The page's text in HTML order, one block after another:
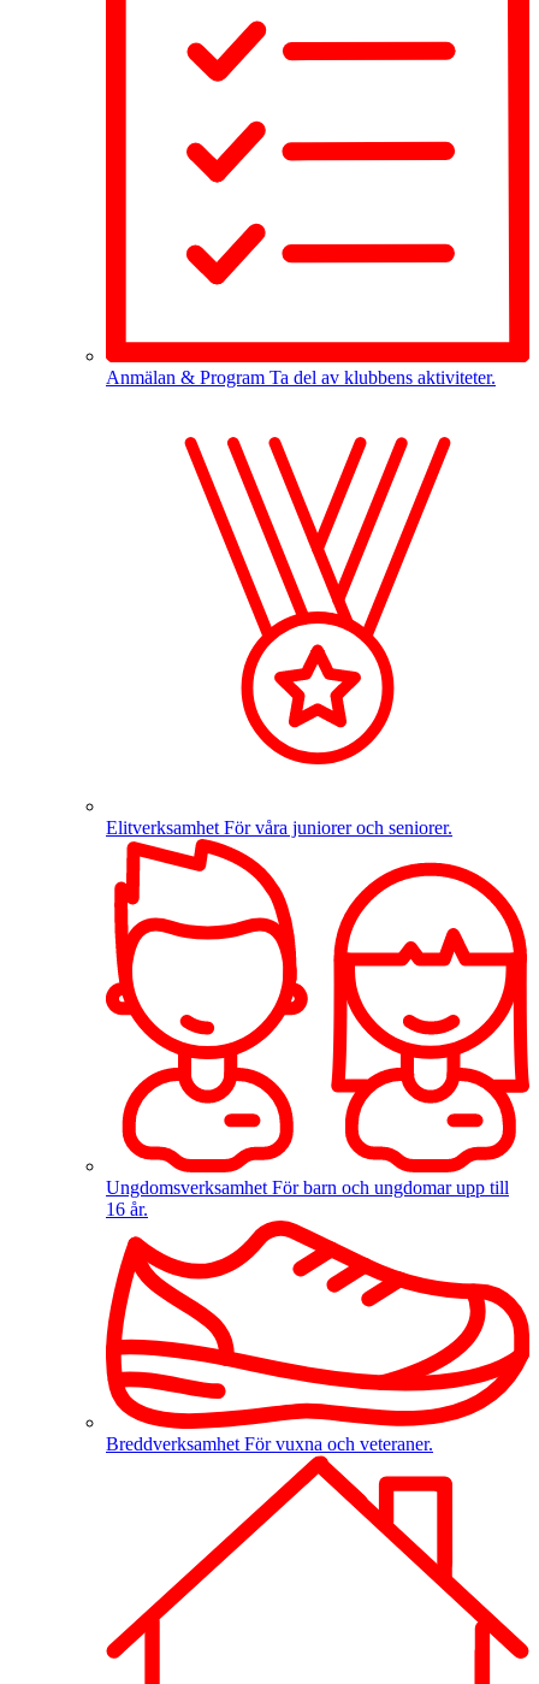
Anmälan & Program Ta del av klubbens aktiviteter.
Elitverksamhet För våra juniorer och seniorer.
Ungdomsverksamhet För barn och ungdomar upp till
16 år.
Breddverksamhet För vuxna och veteraner.